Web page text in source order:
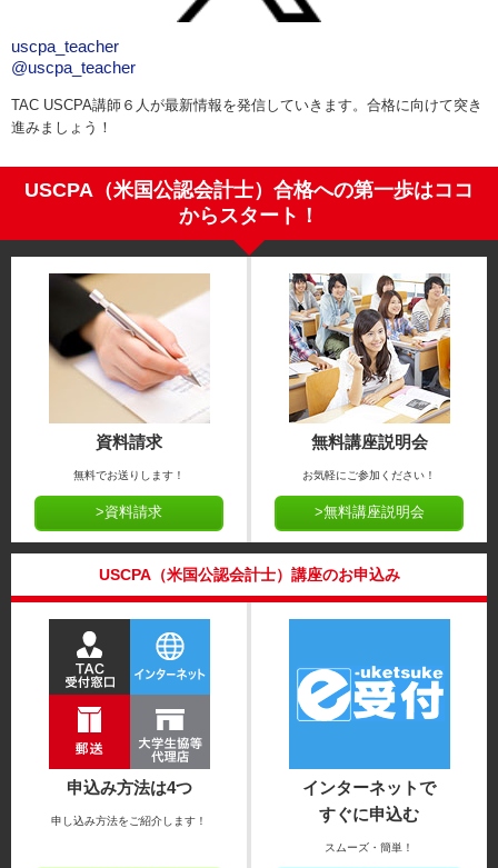
uscpa_teacher
@uscpa_teacher
TAC USCPA講師６人が最新情報を発信していきます。合格に向けて突き
進みましょう！
USCPA（米国公認会計士）合格への第一歩はココ
からスタート！
資料請求
無料でお送りします！
>資料請求
無料講座説明会
お気軽にご参加ください！
>無料講座説明会
USCPA（米国公認会計士）講座のお申込み
申込み方法は4つ
申し込み方法をご紹介します！
インターネットで
すぐに申込む
スムーズ・簡単！